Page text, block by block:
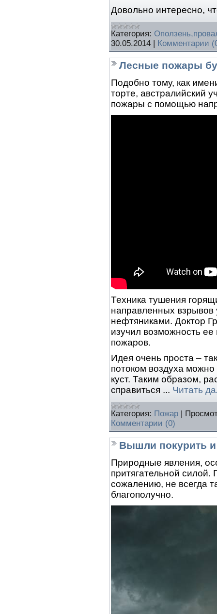
Довольно интересно,
Категория:
30.05.2014 | Комментарии
Лесные пожары
Подобно тому, как
торте, австралийский
пожары с помощью
Техника тушения
направленных
нефтяниками. Доктор
изучил возможность
пожаров.
Идея очень проста –
потоком воздуха
куст. Таким образом,
справиться ... Читать
Категория: Пожар |
Комментарии (0)
Вышли покурить
Природные явления,
притягательной силой.
сожалению, не всегда
благополучно.